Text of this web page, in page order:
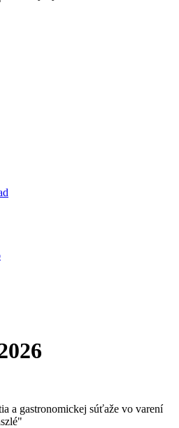
a gastronomickej súťaže vo varení